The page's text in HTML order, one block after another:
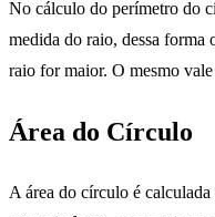
No cálculo do perímetro do
medida do raio, dessa forma
raio for maior. O mesmo
Área do Círculo
A área do círculo é